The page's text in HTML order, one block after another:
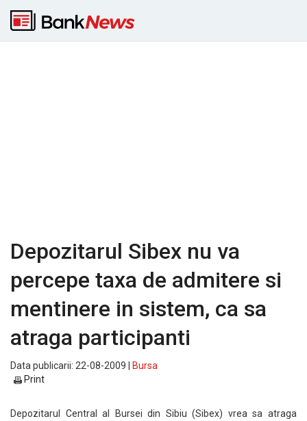
Depozitarul Sibex nu va
percepe taxa de admitere si
mentinere in sistem, ca sa
atraga participanti
Data publicarii: 22-08-2009 |
Bursa
Print
Depozitarul Central al Bursei din Sibiu (Sibex) vrea sa atraga